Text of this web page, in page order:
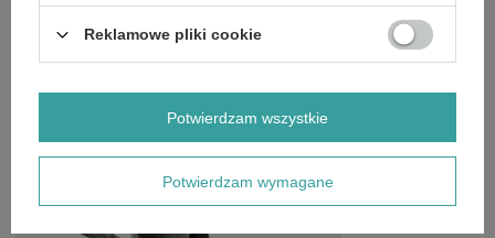
OPINIE (0)
Reklamowe pliki cookie
Potwierdzam wymagane
Potwierdzam wszystkie